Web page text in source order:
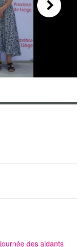
des aidants